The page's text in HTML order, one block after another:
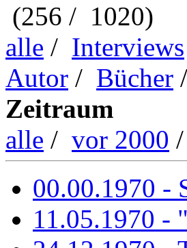
(256 / 1020)
alle / Interviews
Autor / Bücher /
Zeitraum
alle / vor 2000 /
00.00.1970 -
11.05.1970 -